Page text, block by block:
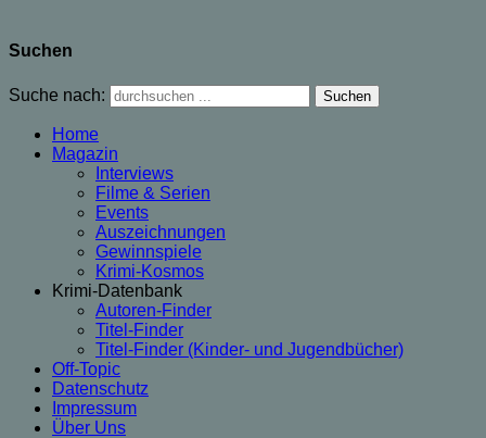
Suchen
Suche nach:
Home
Magazin
Interviews
Filme & Serien
Events
Auszeichnungen
Gewinnspiele
Krimi-Kosmos
Krimi-Datenbank
Autoren-Finder
Titel-Finder
Titel-Finder (Kinder- und Jugendbücher)
Off-Topic
Datenschutz
Impressum
Über Uns